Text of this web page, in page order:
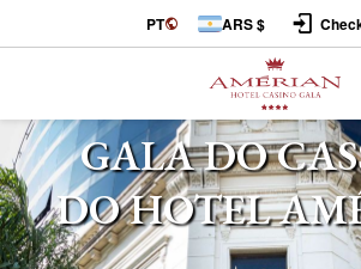
PT ARS $
GALA DO
DO HOTEL